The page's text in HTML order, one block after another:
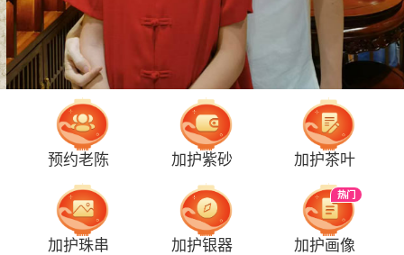
预约老陈 加护紫砂 加护茶叶
加护珠串 加护银器
热门
加护画像